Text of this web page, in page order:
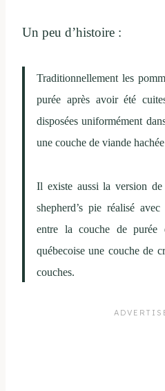
Un peu d’histoire :
Traditionnellement les
purée après avoir été
disposées uniformément
une couche de viande
Il existe aussi la version
shepherd’s pie réalisé
entre la couche de
québecoise une couche de
couches.